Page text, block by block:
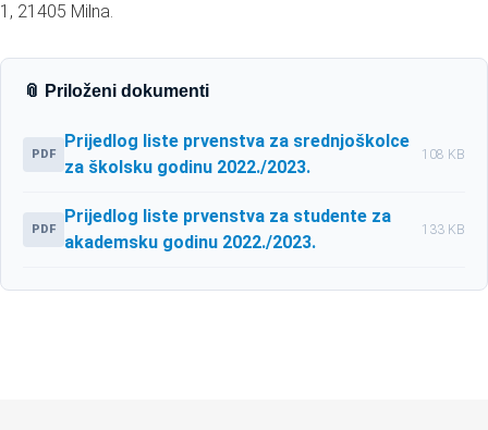
1, 21405 Milna.
📎 Priloženi dokumenti
PDF
Prijedlog liste prvenstva za srednjoškolce
za školsku godinu 2022./2023.
108 KB
PDF
Prijedlog liste prvenstva za studente za
akademsku godinu 2022./2023.
133 KB